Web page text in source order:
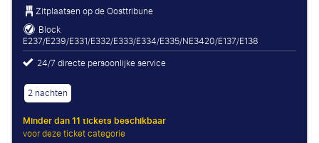
Zitplaatsen op de Oosttribune
Block
E237/E239/E331/E332/E333/E334/E335/NE3420/E137/E138
24/7 directe persoonlijke service
2 nachten
Minder dan 11 tickets beschikbaar
voor deze ticket categorie